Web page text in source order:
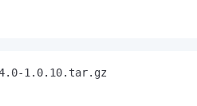
1.0.10.tar.gz